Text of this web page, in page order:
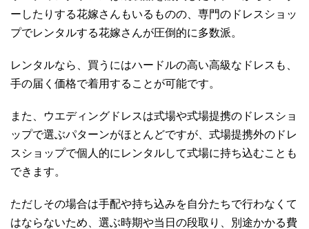
ーしたりする花嫁さんもいるものの、専門のドレスショッ
プでレンタルする花嫁さんが圧倒的に多数派。
レンタルなら、買うにはハードルの高い高級なドレスも、
手の届く価格で着用することが可能です。
また、ウエディングドレスは式場や式場提携のドレスショ
ップで選ぶパターンがほとんどですが、式場提携外のドレ
スショップで個人的にレンタルして式場に持ち込むことも
できます。
ただしその場合は手配や持ち込みを自分たちで行わなくて
はならないため、選ぶ時期や当日の段取り、別途かかる費